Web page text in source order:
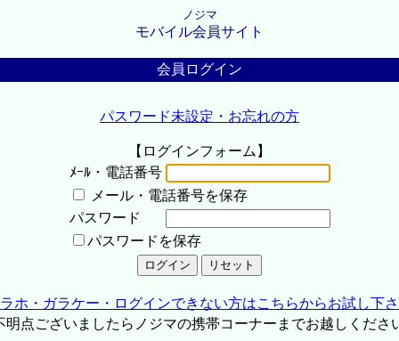
ノジマ
モバイル会員サイト
会員ログイン
パスワード未設定・お忘れの方
【ログインフォーム】
ﾒｰﾙ・電話番号
メール・電話番号を保存
パスワード
パスワードを保存
ホ・ガラケー・ログインできない方はこちらからお試し下
点ございましたらノジマの携帯コーナーまでお越しくださ